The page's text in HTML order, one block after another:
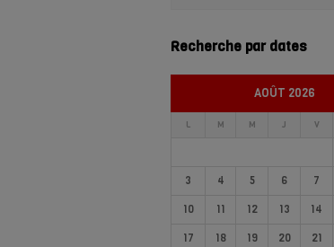
Recherche par dates
AOÛT 2026
L M M J V
3
4 5 6 7
10
11 12 13 14
17
18 19 20 21